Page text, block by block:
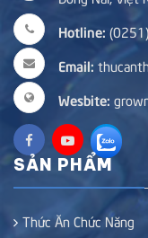
Hotline:
Email:
Wesbite:
SẢN PHẨM
Thức Ăn Chức Năng